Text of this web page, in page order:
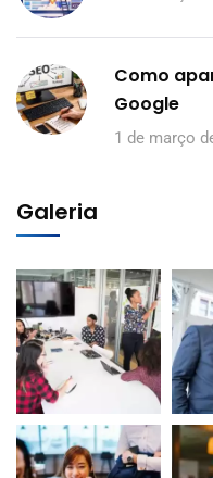
Como
Google
1 de março
Galeria